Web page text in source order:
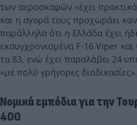
των αεροσκαφών «έχει
και η αγορά τους προχωράει
παράλληλα ότι η Ελλάδα έχει
εκσυγχρονισμένα F-16 Viper
τα 83, ενώ έχει παραλάβει 24
«με πολύ γρήγορες διαδικασίες».
Νομικά εμπόδια για την
400